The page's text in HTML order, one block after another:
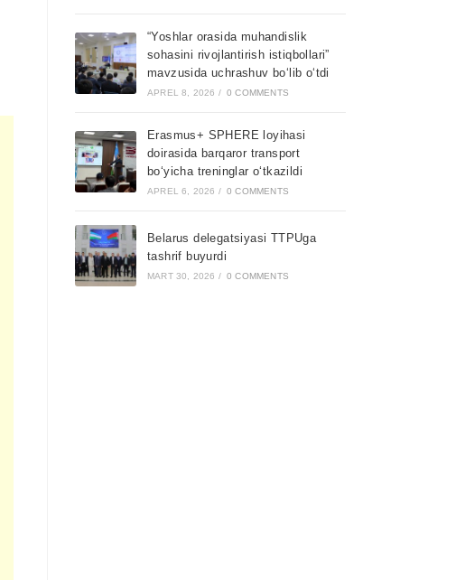
“Yoshlar orasida muhandislik
sohasini rivojlantirish istiqbollari”
mavzusida uchrashuv bo‘lib o‘tdi
APREL 8, 2026 / 0 COMMENTS
Erasmus+ SPHERE loyihasi
doirasida barqaror transport
bo‘yicha treninglar o‘tkazildi
APREL 6, 2026 / 0 COMMENTS
Belarus delegatsiyasi TTPUga
tashrif buyurdi
MART 30, 2026 / 0 COMMENTS